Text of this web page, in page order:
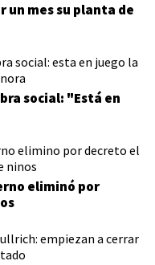
un mes su planta de
social: "Está en
eliminó por